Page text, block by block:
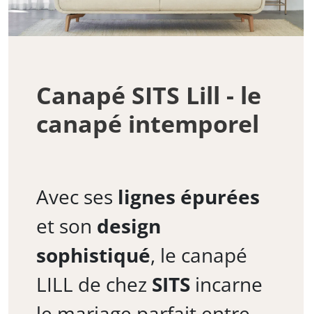
Canapé SITS Lill - le
canapé intemporel
Avec ses lignes épurées
et son design
sophistiqué, le canapé
LILL de chez SITS incarne